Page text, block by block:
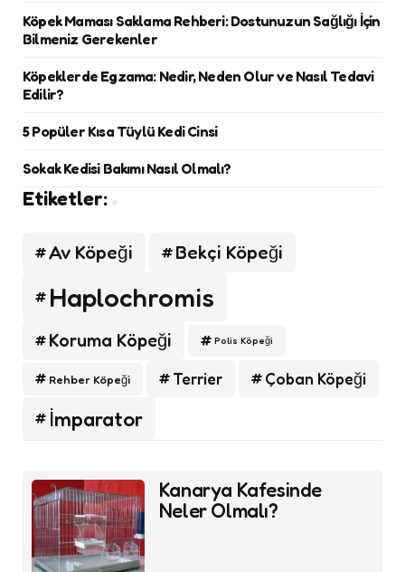
Köpek Maması Saklama Rehberi: Dostunuzun Sağlığı İçin
Bilmeniz Gerekenler
Köpeklerde Egzama: Nedir, Neden Olur ve Nasıl Tedavi
Edilir?
5 Popüler Kısa Tüylü Kedi Cinsi
Sokak Kedisi Bakımı Nasıl Olmalı?
Etiketler:
Av Köpeği Bekçi Köpeği
Haplochromis
Koruma Köpeği Polis Köpeği
Rehber Köpeği Terrier Çoban Köpeği
İmparator
Post
navigation
Kanarya Kafesinde
Neler Olmalı?